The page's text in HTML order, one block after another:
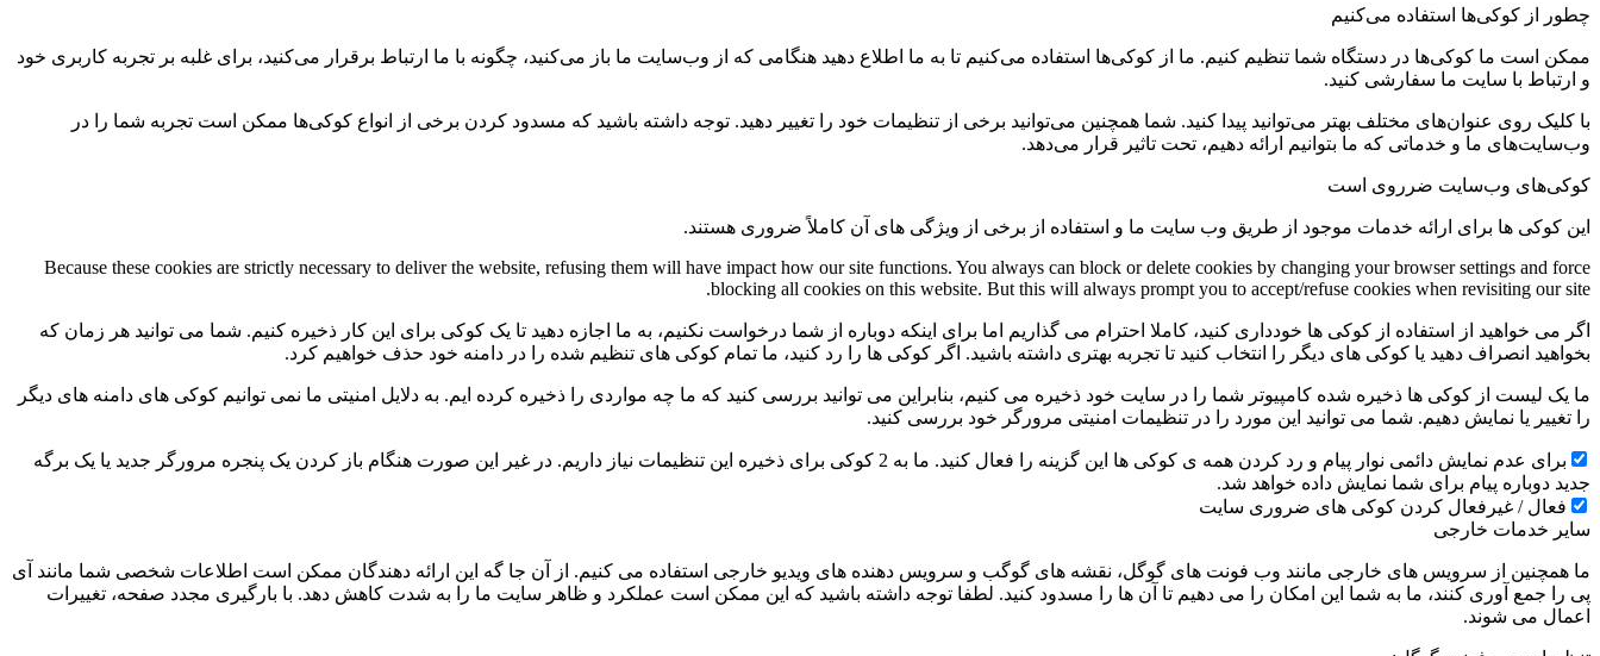
چطور از کوکی‌ها استفاده می‌کنیم
ممکن است ما کوکی‌ها در دستگاه شما تنظیم کنیم. ما از کوکی‌ها استفاده می‌کنیم تا به ما اطلاع دهید هنگامی که از وب‌سایت ما باز می‌کنید، چگونه با ما ارتباط برقرار می‌کنید، برای غلبه بر تجربه کاربری خود
و ارتباط با سایت ما سفارشی کنید.
با کلیک روی عنوان‌های مختلف بهتر می‌توانید پیدا کنید. شما همچنین می‌توانید برخی از تنظیمات خود را تغییر دهید. توجه داشته باشید که مسدود کردن برخی از انواع کوکی‌ها ممکن است تجربه شما را در
وب‌سایت‌های ما و خدماتی که ما بتوانیم ارائه دهیم، تحت تاثیر قرار می‌دهد.
کوکی‌های وب‌سایت ضرروی است
این کوکی ها برای ارائه خدمات موجود از طریق وب سایت ما و استفاده از برخی از ویژگی های آن کاملاً ضروری هستند.
Because these cookies are strictly necessary to deliver the website, refusing them will have impact how our site functions. You always can block or delete cookies by changing your browser settings and force
blocking all cookies on this website. But this will always prompt you to accept/refuse cookies when revisiting our site.
اگر می خواهید از استفاده از کوکی ها خودداری کنید، کاملا احترام می گذاریم اما برای اینکه دوباره از شما درخواست نکنیم، به ما اجازه دهید تا یک کوکی برای این کار ذخیره کنیم. شما می توانید هر زمان که
بخواهید انصراف دهید یا کوکی های دیگر را انتخاب کنید تا تجربه بهتری داشته باشید. اگر کوکی ها را رد کنید، ما تمام کوکی های تنظیم شده را در دامنه خود حذف خواهیم کرد.
ما یک لیست از کوکی ها ذخیره شده کامپیوتر شما را در سایت خود ذخیره می کنیم، بنابراین می توانید بررسی کنید که ما چه مواردی را ذخیره کرده ایم. به دلایل امنیتی ما نمی توانیم کوکی های دامنه های دیگر
را تغییر یا نمایش دهیم. شما می توانید این مورد را در تنظیمات امنیتی مرورگر خود بررسی کنید.
برای عدم نمایش دائمی نوار پیام و رد کردن همه ی کوکی ها این گزینه را فعال کنید. ما به 2 کوکی برای ذخیره این تنظیمات نیاز داریم. در غیر این صورت هنگام باز کردن یک پنجره مرورگر جدید یا یک برگه
جدید دوباره پیام برای شما نمایش داده خواهد شد.
فعال / غیرفعال کردن کوکی های ضروری سایت
سایر خدمات خارجی
ما همچنین از سرویس های خارجی مانند وب فونت های گوگل، نقشه های گوگب و سرویس دهنده های ویدیو خارجی استفاده می کنیم. از آن جا گه این ارائه دهندگان ممکن است اطلاعات شخصی شما مانند آی
پی را جمع آوری کنند، ما به شما این امکان را می دهیم تا آن ها را مسدود کنید. لطفا توجه داشته باشید که این ممکن است عملکرد و ظاهر سایت ما را به شدت کاهش دهد. با بارگیری مجدد صفحه، تغییرات
اعمال می شوند.